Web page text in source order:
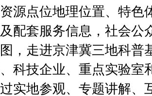
源点位地理位置、特色
配套服务信息，社会公
，走进京津冀三地科普
科技企业、重点实验室
实地参观、专题讲解、